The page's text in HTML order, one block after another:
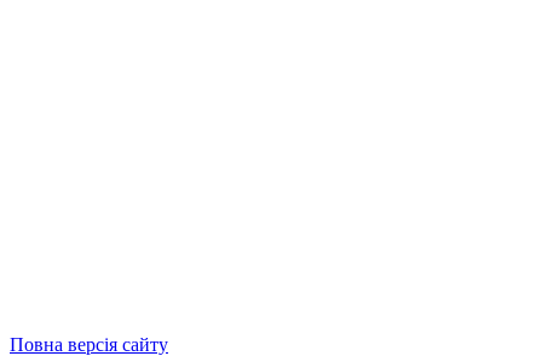
Повна версія сайту